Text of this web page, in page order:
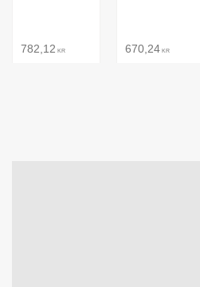
782,12 KR 670,24 KR